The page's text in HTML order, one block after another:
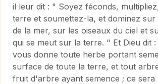
il leur dit : " Soyez féconds,
terre et soumettez-la, et dominez sur
de la mer, sur les oiseaux du ciel et
qui se meut sur la terre. " Et Dieu dit
vous donne toute herbe portant
surface de toute la terre, et tout
fruit d'arbre ayant semence ; ce